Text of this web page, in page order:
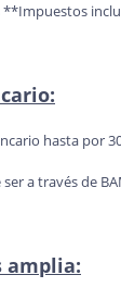
**Impuestos
hasta por
a través de
amplia: